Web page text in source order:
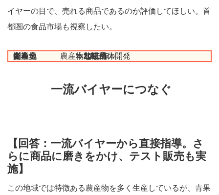
イヤーの目で、売れる商品であるのか評価してほしい。首
都圏の食品市場も視察したい。
企業名 地域団体
業種 農産物加工品の開発
所在地 本島南部
資本金 なし
創業 2005年
従業員 2人
一流バイヤーにつなぐ
【回答：一流バイヤーから直接指導。さ
らに商品に磨きをかけ、テスト販売も実
施】
この地域では特徴ある農産物を多く生産しているが、青果